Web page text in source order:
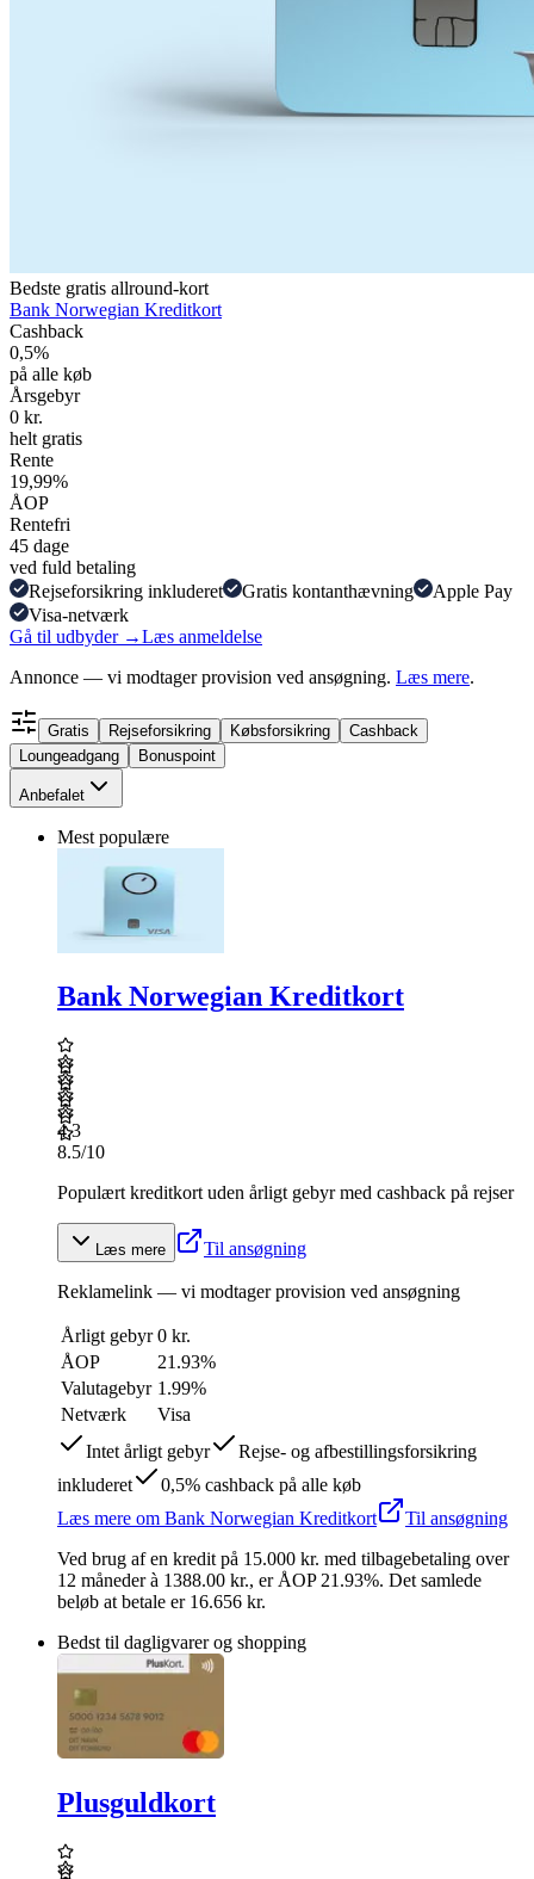
Bedste gratis allround-kort
Bank Norwegian Kreditkort
Cashback
0,5%
på alle køb
Årsgebyr
0 kr.
helt gratis
Rente
19,99%
ÅOP
Rentefri
45 dage
ved fuld betaling
Rejseforsikring inkluderet
Gratis kontanthævning
Apple Pay
Visa-netværk
Gå til udbyder →Læs anmeldelse
Annonce — vi modtager provision ved ansøgning. Læs mere.
Gratis Rejseforsikring Købsforsikring
Cashback
Loungeadgang
Bonuspoint
Anbefalet
Mest populære
Bank Norwegian Kreditkort
4.3
8.5/10
Populært kreditkort uden årligt gebyr med cashback på rejser
Læs mere Til ansøgning
Reklamelink — vi modtager provision ved ansøgning
Årligt gebyr 0 kr.
ÅOP
21.93%
Valutagebyr 1.99%
Netværk
Visa
Intet årligt gebyr
Rejse- og afbestillingsforsikring
inkluderet
0,5% cashback på alle køb
Læs mere om Bank Norwegian Kreditkort
Til ansøgning
Ved brug af en kredit på 15.000 kr. med tilbagebetaling over
12 månederà 1388.00 kr., er ÅOP 21.93%. Det samlede
beløb at betale er 16.656 kr.
Bedst til dagligvarer og shopping
Plusguldkort